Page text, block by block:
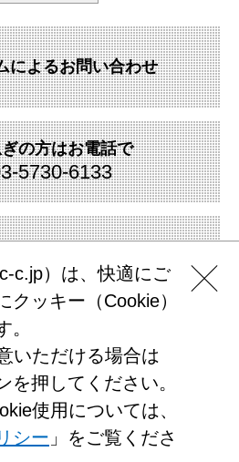
によるお問い合わせ
の方はお電話で
5730-6133
c.jp）は、快適にご
クッキー（Cookie）
。
いただける場合は
を押してください。
使用については、
シー 」をご覧くださ